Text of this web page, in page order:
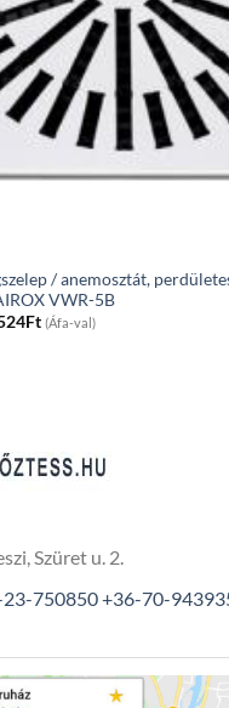
/ anemosztát,
VWR-5B
FtPrice
range:
(Áfa-val)
Szüret u. 2.
750850+36-70-